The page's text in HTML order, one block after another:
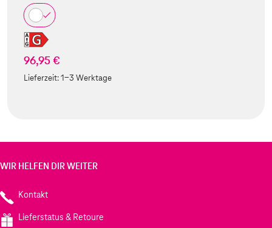
96,95 €
Lieferzeit:1-3 Werktage
WIR HELFEN DIR WEITER
Kontakt
Lieferstatus & Retoure